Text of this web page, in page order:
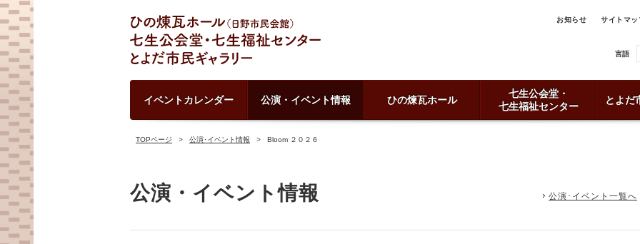
お知らせ サイトマッ
言語
イベントカレンダー 公演・イベント情報 ひの煉瓦ホール
七生公会堂・
七生福祉センター
とよだ
TOPページ 公演･イベント情報 Bloom ２０２６
公演・イベント情報 公演･イベント一覧へ